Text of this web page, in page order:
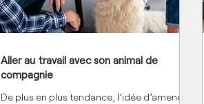
Aller au travail avec son animal de
compagnie
De plus en plus tendance, l’idée d’amener